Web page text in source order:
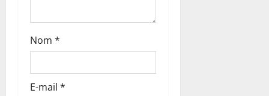
c
l
e
Nom *
E-mail *